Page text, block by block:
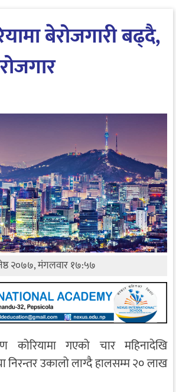
बेरोजगारी बढ्दै,
२०७७, मंगलवार १७:५७
कोरियामा गएको चार महिनादेखि
निरन्तर उकालो लाग्दै हालसम्म २० लाख